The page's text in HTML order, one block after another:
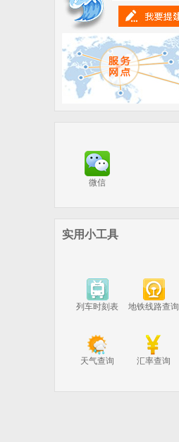
微信
实用小工具
列车时刻表 地铁线路查询
天气查询 汇率查询